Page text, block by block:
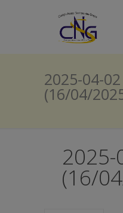
2025-04-
(16/04/
2025-
(16/